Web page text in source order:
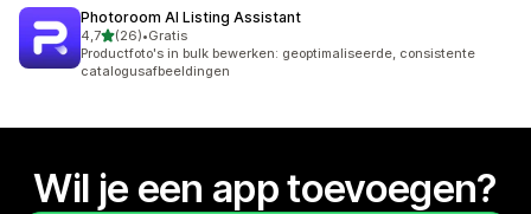
Photoroom AI Listing Assistant
4,7van 5 sterren
(26)
26 recensies in totaal
•Gratis
Productfoto's in bulk bewerken: geoptimaliseerde, consistente
catalogusafbeeldingen
Wil je een app toevoegen?